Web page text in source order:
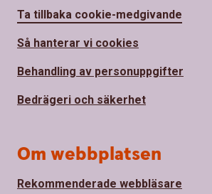
Ta tillbaka cookie-medgivande
Så hanterar vi cookies
Behandling av personuppgifter
Bedrägeri och säkerhet
Om webbplatsen
Rekommenderade webbläsare